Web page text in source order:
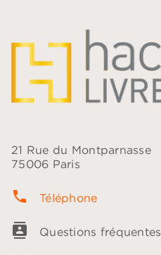
21 Rue du Montparnasse
75006 Paris
phone Téléphone
contacts Questions fréquentes